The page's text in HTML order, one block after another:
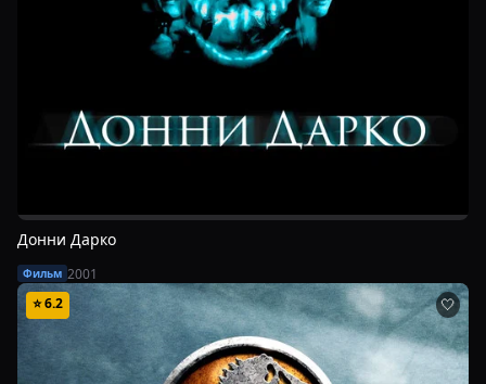
Донни Дарко
Фильм 2001
⭐6.2 🤍